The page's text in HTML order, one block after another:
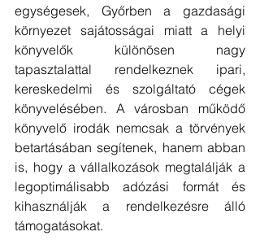
egységesek, Győrben a gazdasági
környezet sajátosságai miatt a helyi
könyvelők különösen nagy
tapasztalattal rendelkeznek ipari,
kereskedelmi és szolgáltató cégek
könyvelésében. A városban működő
könyvelő irodák nemcsak a törvények
betartásában segítenek, hanem abban
is, hogy a vállalkozások megtalálják a
legoptimálisabb adózási formát és
kihasználják a rendelkezésre álló
támogatásokat.